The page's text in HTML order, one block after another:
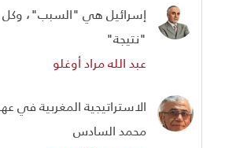
إسرائيل هي "السبب"، وكل
"نتيجة"
عبد الله مراد أوغلو
الاستراتيجية المغربية في
محمد السادس